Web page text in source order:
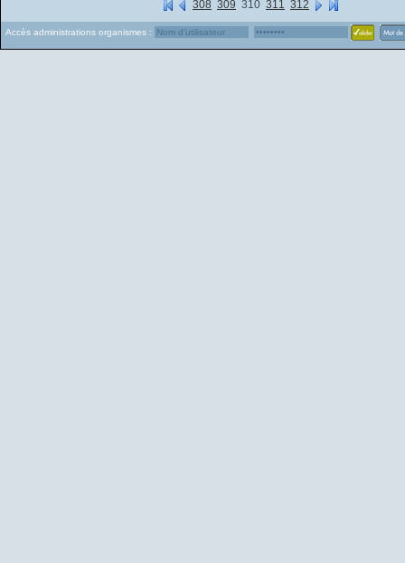
308 309 310 311 312
Accès administrations organismes :